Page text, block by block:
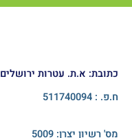
כתובת: א.ת. עטרות ירושלים
ח.פ. : 511740094
מס' רשיון יצרן:​ 5009